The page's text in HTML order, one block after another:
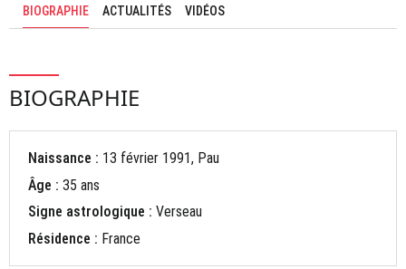
BIOGRAPHIE ACTUALITÉS VIDÉOS
BIOGRAPHIE
Naissance : 13 février 1991, Pau
Âge :35 ans
Signe astrologique :Verseau
Résidence : France